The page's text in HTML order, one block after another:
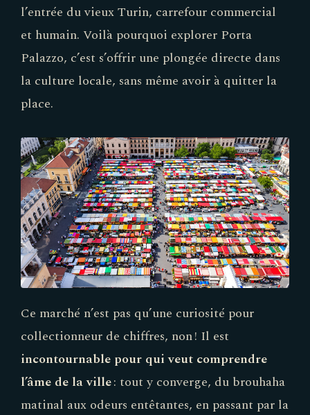
l’entrée du vieux Turin, carrefour commercial
et humain. Voilà pourquoi explorer Porta
Palazzo, c’est s’offrir une plongée directe dans
la culture locale, sans même avoir à quitter la
place.
Ce marché n’est pas qu’une curiosité pour
collectionneur de chiffres, non ! Il est
incontournable pour qui veut comprendre
l’âme de la ville: tout y converge, du brouhaha
matinal aux odeurs entêtantes, en passant par la